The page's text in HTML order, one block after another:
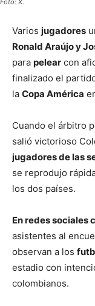
Foto: X.
Varios jugadores
Ronald Araújo y
para pelear con
finalizado el
la Copa América
Cuando el árbitro
salió victorioso
jugadores de las
se reprodujo
los dos países.
En redes sociales
asistentes al
observan a los
estadio con
colombianos.